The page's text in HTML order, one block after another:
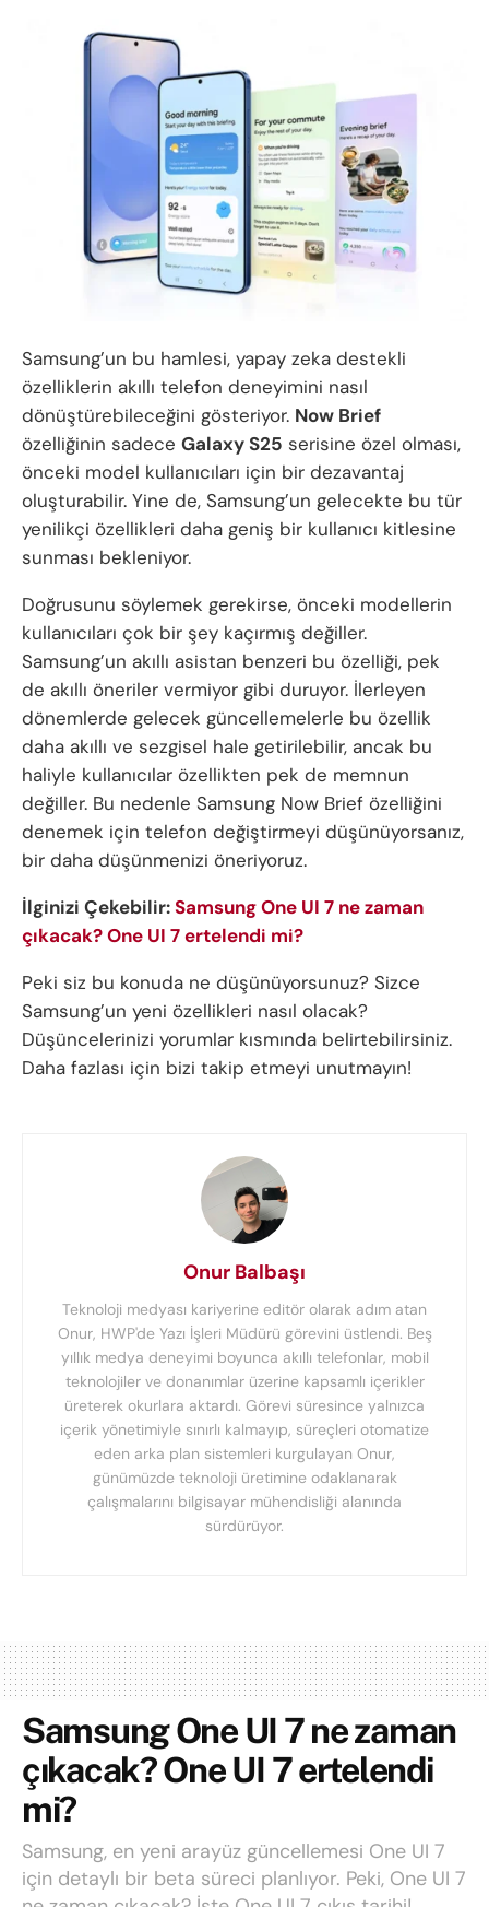
Samsung’un bu hamlesi, yapay zeka destekli
özelliklerin akıllı telefon deneyimini nasıl
dönüştürebileceğini gösteriyor. Now Brief
özelliğinin sadece Galaxy S25 serisine özel olması,
önceki model kullanıcıları için bir dezavantaj
oluşturabilir. Yine de, Samsung’un gelecekte bu tür
yenilikçi özellikleri daha geniş bir kullanıcı kitlesine
sunması bekleniyor.
Doğrusunu söylemek gerekirse, önceki modellerin
kullanıcıları çok bir şey kaçırmış değiller.
Samsung’un akıllı asistan benzeri bu özelliği, pek
de akıllı öneriler vermiyor gibi duruyor. İlerleyen
dönemlerde gelecek güncellemelerle bu özellik
daha akıllı ve sezgisel hale getirilebilir, ancak bu
haliyle kullanıcılar özellikten pek de memnun
değiller. Bu nedenle Samsung Now Brief özelliğini
denemek için telefon değiştirmeyi düşünüyorsanız,
bir daha düşünmenizi öneriyoruz.
İlginizi Çekebilir:Samsung One UI 7 ne zaman
çıkacak? One UI 7 ertelendi mi?
Peki siz bu konuda ne düşünüyorsunuz? Sizce
Samsung’un yeni özellikleri nasıl olacak?
Düşüncelerinizi yorumlar kısmında belirtebilirsiniz.
Daha fazlası için bizi takip etmeyi unutmayın!
Onur Balbaşı
Teknoloji medyası kariyerine editör olarak adım atan
Onur, HWP'de Yazı İşleri Müdürü görevini üstlendi. Beş
yıllık medya deneyimi boyunca akıllı telefonlar, mobil
teknolojiler ve donanımlar üzerine kapsamlı içerikler
üreterek okurlara aktardı. Görevi süresince yalnızca
içerik yönetimiyle sınırlı kalmayıp, süreçleri otomatize
eden arka plan sistemleri kurgulayan Onur,
günümüzde teknoloji üretimine odaklanarak
çalışmalarını bilgisayar mühendisliği alanında
sürdürüyor.
Samsung One UI 7 ne zaman
çıkacak? One UI 7 ertelendi
mi?
Samsung, en yeni arayüz güncellemesi One UI 7
için detaylı bir beta süreci planlıyor. Peki, One UI 7